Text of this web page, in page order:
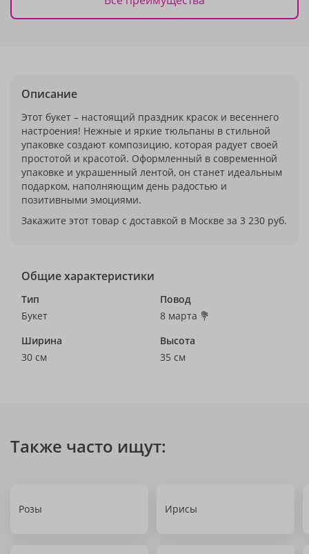
Описание
Этот букет – настоящий праздник красок и весеннего
настроения! Нежные и яркие тюльпаны в стильной
упаковке создают композицию, которая радует своей
простотой и красотой. Оформленный в современной
упаковке и украшенный лентой, он станет идеальным
подарком, наполняющим день радостью и
позитивными эмоциями.
Закажите этот товар с доставкой в Москве за 3 230 руб.
Общие характеристики
Тип
Букет
Повод
8 марта 💐
Ширина
30 см
Высота
35 см
Также часто ищут:
Розы Ирисы